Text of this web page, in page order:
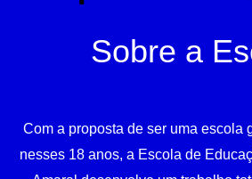
Sobre a
Com a proposta de ser uma escola
nesses 18 anos, a Escola de